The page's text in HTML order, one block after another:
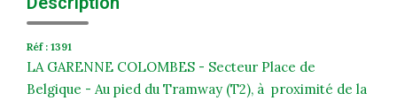
Réf : 1391
LA GARENNE COLOMBES - Secteur Place de
Belgique - Au pied du Tramway (T2), à proximité de la